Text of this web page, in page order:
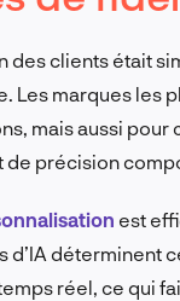
des clients était
Les marques les
mais aussi
de précision
est
d’IA déterminent
réel, ce qui